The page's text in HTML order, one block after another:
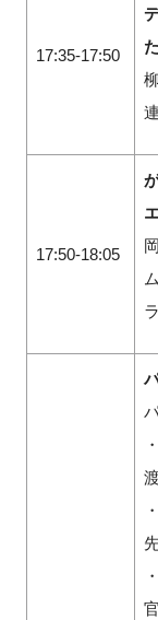
17:35-17:50
17:50-18:05